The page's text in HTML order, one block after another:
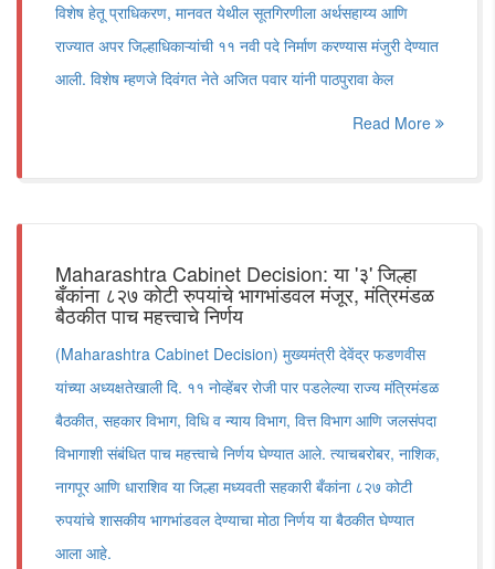
विशेष हेतू प्राधिकरण, मानवत येथील सूतगिरणीला अर्थसहाय्य आणि
राज्यात अपर जिल्हाधिकाऱ्यांची ११ नवी पदे निर्माण करण्यास मंजुरी देण्यात
आली. विशेष म्हणजे दिवंगत नेते अजित पवार यांनी पाठपुरावा केल
Read More
Maharashtra Cabinet Decision: या '३' जिल्हा
बँकांना ८२७ कोटी रुपयांचे भागभांडवल मंजूर, मंत्रिमंडळ
बैठकीत पाच महत्त्वाचे निर्णय
(Maharashtra Cabinet Decision) मुख्यमंत्री देवेंद्र फडणवीस
यांच्या अध्यक्षतेखाली दि. ११ नोव्हेंबर रोजी पार पडलेल्या राज्य मंत्रिमंडळ
बैठकीत, सहकार विभाग, विधि व न्याय विभाग, वित्त विभाग आणि जलसंपदा
विभागाशी संबंधित पाच महत्त्वाचे निर्णय घेण्यात आले. त्याचबरोबर, नाशिक,
नागपूर आणि धाराशिव या जिल्हा मध्यवती सहकारी बँकांना ८२७ कोटी
रुपयांचे शासकीय भागभांडवल देण्याचा मोठा निर्णय या बैठकीत घेण्यात
आला आहे.